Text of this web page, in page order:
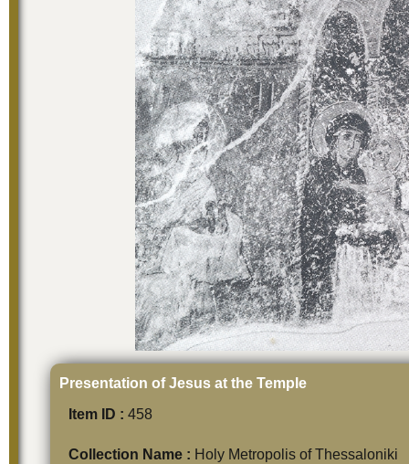
Presentation of Jesus at the Temple
Item ID : 458
Collection Name : Holy Metropolis of Thessaloniki